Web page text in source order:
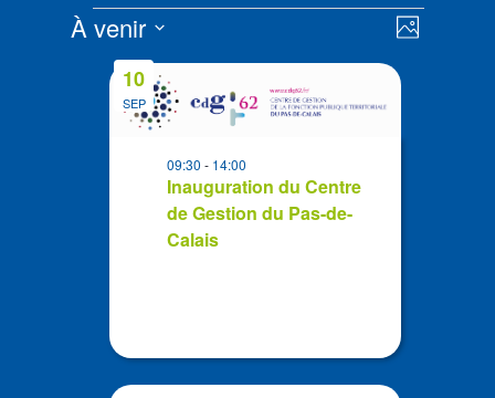
Évènements de
Photo
À venir
Sélectionnez
List
events
SEP
10
Inauguration du Centre
de Gestion du Pas-de-
Calais
09:30- 14:00